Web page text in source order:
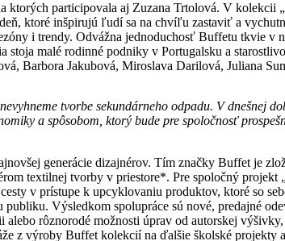
ktorých participovala aj Zuzana Trtolová. V kolekcii „
ktoré inšpirujú ľudí sa na chvíľu zastaviť a
i trendy. Odvážna jednoduchosť Buffetu tkvie
malé rodinné podniky v Portugalsku a
Barbora Jakubová, Miroslava Darilová, Juliana
tvorbe sekundárneho odpadu. V dnešnej
a spôsobom, ktorý bude pre spoločnosť
generácie dizajnérov. Tím značky Buffet je
textilnej tvorby v priestore*. Pre spoločný projekt
v prístupe k upcyklovaniu produktov, ktoré so
Výsledkom spolupráce sú nové, predajné
rôznorodé možnosti úprav od autorskej
z výroby Buffet kolekcií na ďalšie školské